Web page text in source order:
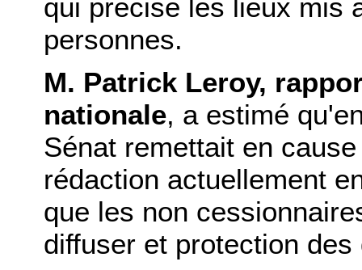
qui précise les lieux mis
personnes.
M. Patrick Leroy,
nationale, a estimé
Sénat remettait en
rédaction actuellement
que les non
diffuser et protection